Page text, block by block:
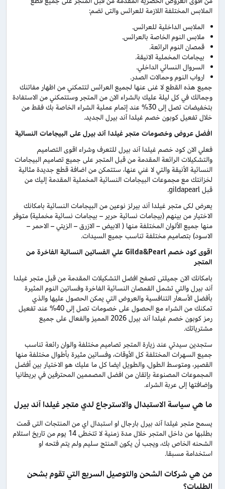
الملابس المختلفة اللازمة للعرائس والتى تضم:
الملابس الداخلية للعرائس.
ملابس النوم الخاصة بالعرائس.
قمصان النوم الرائعة.
بيجامات المخملية الانيقة.
السروال النسائي الداخلي.
ارواب النوم وحمالات الصدر.
جميع هذه القطع لا غنى عنها لجميع العرائس لتتمكني من اظهار مفاتنك
وجمالك في كل ليلة عليك بالشراء الان من المتجر وستتمكني من الاستفادة
بتخفيضات تصل إلى 30% عند إتمام عملية الشراء الخاصة بك فقط من
خلال تفعيل كوبون خصم غيلدا آند بيرل الجديد.
افضل عروض وخصومات متجر غيلدا آند بيرل على البيجامات النسائية
فعلي الان كود خصم غيلدا آند بيرل للتعرف وشراء اقوى التصاميم
والتشكيلات الرائعة المقدمة من قبل المتجر على جميع تصاميم البيجامات
النسائية الأنيقة والتي لا غني عنها، ستتمكن من اضافة قطع جديدة مثالية
لخزانتك مع مجموعات البيجامات النسائية المخملية المقدمة إليك من
قبل gildapearl.
يعرض لكى متجر غيلدا آند بيرلز نوعين من البيجامات النسائية بامكانك
الاختيار من بينهم (بيجامات نسائية حرير – بيجامات نسائية مخملية) متوفر
منها جميع الألوان المختلفة منها ( الابيض – الازرق – الزيتي – الاحمر –
الاسود) بتصاميم مختلفة تناسب جميع السيدات.
اقوى كود خصم Gilda&Pearl علي الفساتين النسائية الفاخرة من
المتجر
بامكانك الان جميلتى تصفح افضل التشكيلات المقدمة من قبل متجر غيلدا
آند بيرل والتي تشمل القمصان النسائية الفاخرة وفساتين النوم المثيرة
بأفضل الأسعار التنافسية والعروض التي يمكن الحصول عليها والذي
تمكنك من الشراء مع الحصول على خصومات تصل إلى 40% عند تفعيل
رمز كوبون خصم غيلدا آند بيرل 2026 المميز والفعال على جميع
مشترياتك.
ستجدين سيدتي عند زيارة المتجر تصاميم مختلفة والوان رائعة تناسب
جميع السهرات المختلفة كل الأوقات، وفساتين مثيرة بأطوال مختلفة منها
القصير، ومتوسط الطول، والطويل ايضا كل ما عليك هو الاختيار بين أفضل
المجموعات المصنوعة بإتقان من افضل المصممين المحترفين في بريطانيا
وإضافتها إلى عربة الشراء.
ما هي سياسة الاستبدال والاسترجاع لدي متجر غيلدا آند بيرل
يسمح متجر غيلدا آند بيرل بارجال او استبدال اي من المنتجات التى قمت
بطلبها من داخل المتجر خلال مدة زمنية لا تتخطى 14 يوم من تاريخ استلام
الشحنه الخاص بك، ويجب أن يكون المنتج سليم ولم يتم فتحه او
استخدامة مسبقا.
من هي شركات الشحن والتوصيل السريع التي تقوم بشحن
الطلبات؟